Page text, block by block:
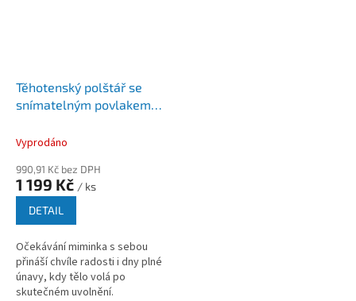
Těhotenský polštář se
snímatelným povlakem
Vyprodáno
990,91 Kč bez DPH
1 199 Kč / ks
DETAIL
Očekávání miminka s sebou
přináší chvíle radosti i dny plné
únavy, kdy tělo volá po
skutečném uvolnění.